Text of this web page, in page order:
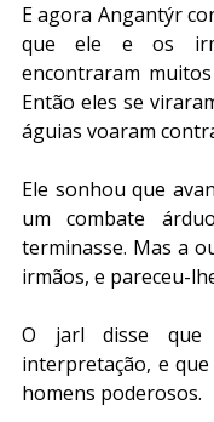
E agora Angantýr
que ele e os
encontraram
Então eles se
águias voaram
Ele sonhou que
um combate
terminasse. Mas a
irmãos, e pareceu-
O jarl disse que
interpretação, e
homens poderosos.